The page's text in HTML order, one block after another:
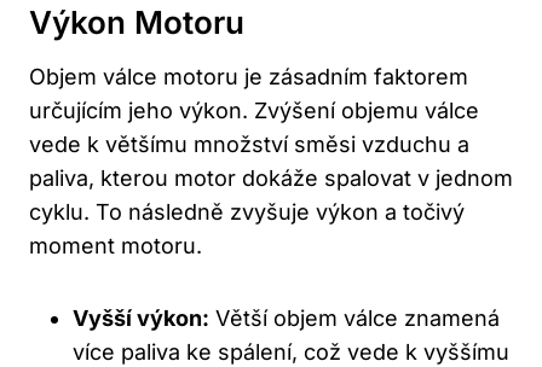
Výkon⁤ Motoru
Objem válce motoru⁢ je zásadním faktorem
určujícím jeho výkon. Zvýšení objemu válce⁢
vede k většímu množství směsi vzduchu a⁣
paliva, kterou motor dokáže spalovat v jednom
cyklu. To následně zvyšuje výkon a točivý ​
moment motoru.
Vyšší výkon: Větší objem válce znamená
více paliva ke‌ spálení, což vede k vyššímu